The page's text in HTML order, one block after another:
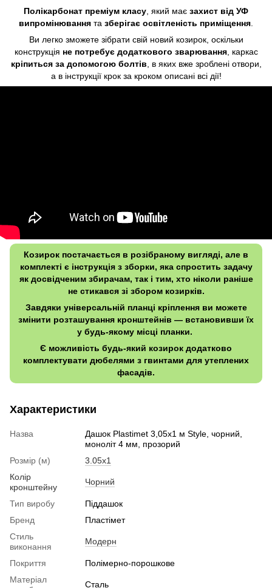
Полікарбонат преміум класу, який має захист від УФ
випромінювання та зберігає освітленість приміщення.
Ви легко зможете зібрати свій новий козирок, оскільки
конструкція не потребує додаткового зварювання, каркас
кріпиться за допомогою болтів, в яких вже зроблені отвори,
а в інструкції крок за кроком описані всі дії!
Козирок постачається в розібраному вигляді, але в
комплекті є інструкція з зборки, яка спростить задачу
як досвідченим збирачам, так і тим, хто ніколи раніше
не стикався зі збором козирків.
Завдяки універсальній планці кріплення ви можете
змінити розташування кронштейнів — встановивши їх
у будь-якому місці планки.
Є можливість будь-який козирок додатково
комплектувати дюбелями з гвинтами для утеплених
фасадів.
Характеристики
Назва
Дашок Plastimet 3,05x1 м Style, чорний,
моноліт 4 мм, прозорий
Розмір (м)
3.05x1
Колір
кронштейну
Чорний
Тип виробу
Піддашок
Бренд
Пластімет
Стиль
виконання
Модерн
Покриття
Полімерно-порошкове
Матеріал
Сталь